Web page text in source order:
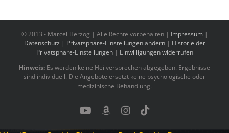
© 2013 - Marcel Herzog | Alle Rechte vorbehalten | Impressum |
Datenschutz | Privatsphäre-Einstellungen ändern| Historie der
Privatsphäre-Einstellungen| Einwilligungen widerrufen
Hinweis: Es werden keine Heilversprechen abgegeben. Ergebnisse
sind individuell. Die Angebote ersetzt keine psychologische oder
medizinische Behandlung.
YouTubeBenutzerdefiniert
Instagram
Tiktok